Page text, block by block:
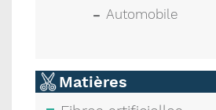
Automobile
Matières